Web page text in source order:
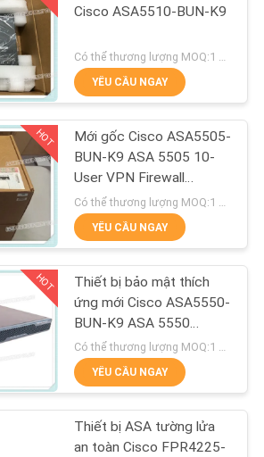
SFP của
273
công
PLC
757
Cisco ASA5510-BUN-K9
YÊU CẦU NGAY
HOT
Mới gốc Cisco ASA5505-
BUN-K9 ASA 5505 10-
User VPN Firewall
ASA5505-BUN-K9
YÊU CẦU NGAY
HOT
Thiết bị bảo mật thích
ứng mới Cisco ASA5550-
BUN-K9 ASA 5550
Ethernet firewall
Có thể thương lượng MOQ:1 đơn vị
YÊU CẦU NGAY
Thiết bị ASA tường lửa
an toàn Cisco FPR4225-